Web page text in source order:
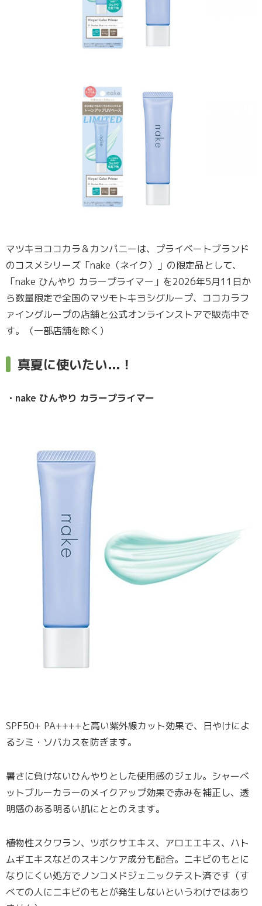
マツキヨココカラ＆カンパニーは、プライベートブランド
のコスメシリーズ「nake（ネイク）」の限定品として、
「nake ひんやり カラープライマー」を2026年5月11日か
ら数量限定で全国のマツモトキヨシグループ、ココカラフ
ァイングループの店舗と公式オンラインストアで販売中で
す。（一部店舗を除く）
真夏に使いたい...！
・nake ひんやり カラープライマー
SPF50+ PA++++と高い紫外線カット効果で、日やけによ
るシミ・ソバカスを防ぎます。
暑さに負けないひんやりとした使用感のジェル。シャーベ
ットブルーカラーのメイクアップ効果で赤みを補正し、透
明感のある明るい肌にととのえます。
植物性スクワラン、ツボクサエキス、アロエエキス、ハト
ムギエキスなどのスキンケア成分も配合。ニキビのもとに
なりにくい処方でノンコメドジェニックテスト済です（す
べての人にニキビのもとが発生しないというわけではあり